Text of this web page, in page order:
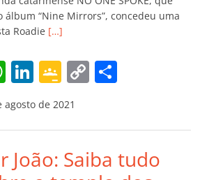
ro
o
m
“Nine Mirrors”, concedeu uma
Roadie […]
W
at
s
A
Li
n
k
e
dI
G
o
o
gl
e
C
y
Li
p
ar
agosto de 2021
João: Saiba tudo